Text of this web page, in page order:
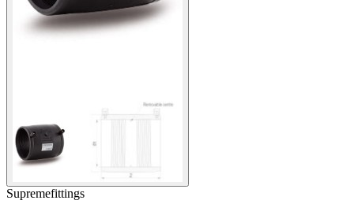
Supremefittings